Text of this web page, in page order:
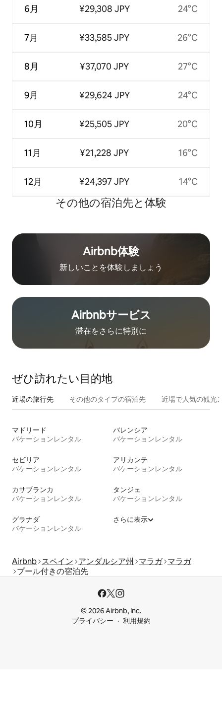
6月
7月
8月
9月
10月
11月
12月
¥29,308 JPY
¥33,585 JPY
¥37,070 JPY
¥29,624 JPY
¥25,505 JPY
¥21,228 JPY
¥24,397 JPY
24°C
26°C
27°C
24°C
20°C
16°C
14°C
その他の宿⁠泊⁠先と体⁠験
Airbnb体験
新しいことを体験しましょう
Airbnb⁠サ⁠ー⁠ビ⁠ス
滞在をさ⁠ら⁠に特⁠別⁠に
ぜひ訪⁠れ⁠た⁠い目⁠的⁠地
近場の旅行先 その他のタ⁠イ⁠プ⁠の宿⁠泊⁠先 近場で人気の観光
マドリード
バケーションレンタル
バレンシア
バケーションレンタル
セビリア
バケーションレンタル
アリカンテ
バケーションレンタル
カサブランカ
バケーションレンタル
タンジェ
バケーションレンタル
グラナダ
バケーションレンタル
さらに表示
Airbnb スペイン アンダルシア州 マラガ マラガ
プール付きの宿泊先
© 2026 Airbnb, Inc.
プライバシー
利用規約